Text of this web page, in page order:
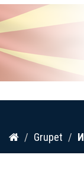
Kalo
përmbajtja
Grupet